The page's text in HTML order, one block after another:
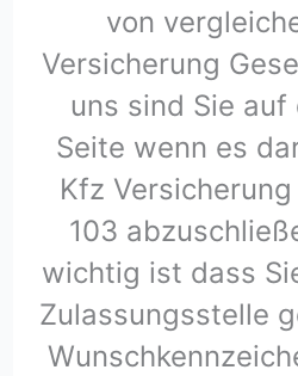
von
Versicherung
uns sind Sie
Seite wenn es
Kfz
103
wichtig ist dass
Zulassungsstelle